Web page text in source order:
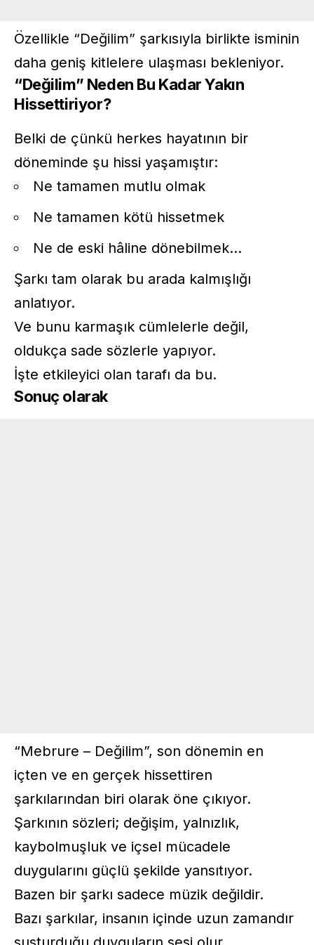
Özellikle “Değilim” şarkısıyla birlikte isminin
daha geniş kitlelere ulaşması bekleniyor.
“Değilim” Neden Bu Kadar Yakın
Hissettiriyor?
Belki de çünkü herkes hayatının bir
döneminde şu hissi yaşamıştır:
Ne tamamen mutlu olmak
Ne tamamen kötü hissetmek
Ne de eski hâline dönebilmek…
Şarkı tam olarak bu arada kalmışlığı
anlatıyor.
Ve bunu karmaşık cümlelerle değil,
oldukça sade sözlerle yapıyor.
İşte etkileyici olan tarafı da bu.
Sonuç olarak
“Mebrure – Değilim”, son dönemin en
içten ve en gerçek hissettiren
şarkılarından biri olarak öne çıkıyor.
Şarkının sözleri; değişim, yalnızlık,
kaybolmuşluk ve içsel mücadele
duygularını güçlü şekilde yansıtıyor.
Bazen bir şarkı sadece müzik değildir.
Bazı şarkılar, insanın içinde uzun zamandır